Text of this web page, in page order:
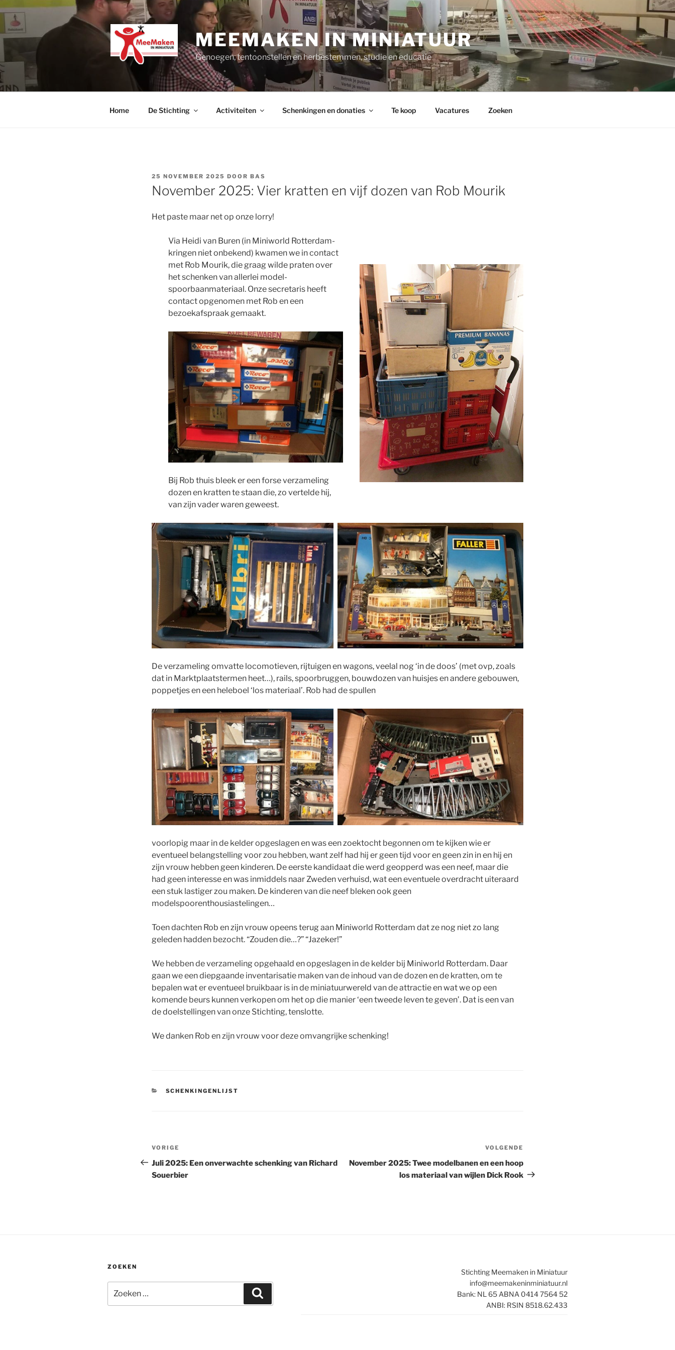
Ga
naar
de
inhoud
MEEMAKEN IN MINIATUUR
Genoegen, tentoonstellen en herbestemmen, studie en educatie
Home De Stichting Activiteiten Schenkingen en donaties Te koop Vacatures Zoeken
GEPLAATST
OP
25 NOVEMBER 2025 DOOR BAS
November 2025: Vier kratten en vijf dozen van Rob Mourik
Het paste maar net op onze lorry!
Via Heidi van Buren (in Miniworld Rotterdam-
kringen niet onbekend) kwamen we in contact
met Rob Mourik, die graag wilde praten over
het schenken van allerlei model-
spoorbaanmateriaal. Onze secretaris heeft
contact opgenomen met Rob en een
bezoekafspraak gemaakt.
Bij Rob thuis bleek er een forse verzameling
dozen en kratten te staan die, zo vertelde hij,
van zijn vader waren geweest.
De verzameling omvatte locomotieven, rijtuigen en wagons, veelal nog ‘in de doos’ (met ovp, zoals
dat in Marktplaatstermen heet…), rails, spoorbruggen, bouwdozen van huisjes en andere gebouwen,
poppetjes en een heleboel ‘los materiaal’. Rob had de spullen
voorlopig maar in de kelder opgeslagen en was een zoektocht begonnen om te kijken wie er
eventueel belangstelling voor zou hebben, want zelf had hij er geen tijd voor en geen zin in en hij en
zijn vrouw hebben geen kinderen. De eerste kandidaat die werd geopperd was een neef, maar die
had geen interesse en was inmiddels naar Zweden verhuisd, wat een eventuele overdracht uiteraard
een stuk lastiger zou maken. De kinderen van die neef bleken ook geen
modelspoorenthousiastelingen…
Toen dachten Rob en zijn vrouw opeens terug aan Miniworld Rotterdam dat ze nog niet zo lang
geleden hadden bezocht. “Zouden die…?” “Jazeker!”
We hebben de verzameling opgehaald en opgeslagen in de kelder bij Miniworld Rotterdam. Daar
gaan we een diepgaande inventarisatie maken van de inhoud van de dozen en de kratten, om te
bepalen wat er eventueel bruikbaar is in de miniatuurwereld van de attractie en wat we op een
komende beurs kunnen verkopen om het op die manier ‘een tweede leven te geven’. Dat is een van
de doelstellingen van onze Stichting, tenslotte.
We danken Rob en zijn vrouw voor deze omvangrijke schenking!
CATEGORIEËN
SCHENKINGENLIJST
Bericht
navigatie
Vorig
bericht
VORIGE
Juli 2025: Een onverwachte schenking van Richard
Souerbier
bericht
VOLGENDE
November 2025: Twee modelbanen en een hoop
los materiaal van wijlen Dick Rook
ZOEKEN
naar:
Stichting Meemaken in Miniatuur
info@meemakeninminiatuur.nl
Bank: NL 65 ABNA 0414 7564 52
ANBI: RSIN 8518.62.433